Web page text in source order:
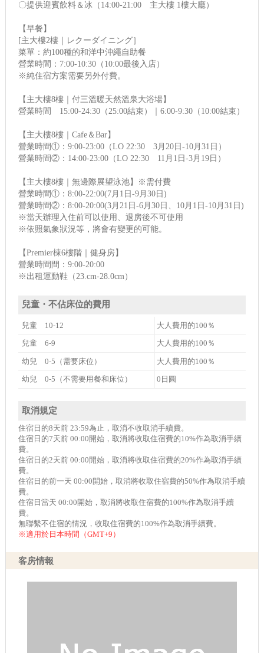
〇提供迎賓飲料＆冰（14:00-21:00 主大樓 1樓大廳）
【早餐】
[主大樓2樓｜レクーダイニング］
菜單：約100種的和洋中沖繩自助餐
營業時間：7:00-10:30（10:00最後入店）
※純住宿方案需要另外付費。
【主大樓8樓｜付三溫暖天然溫泉大浴場】
營業時間 15:00-24:30（25:00結束）｜6:00-9:30（10:00結束）
【主大樓8樓｜Cafe＆Bar】
營業時間①：9:00-23:00（LO 22:30 3月20日-10月31日）
營業時間②：14:00-23:00（LO 22:30 11月1日-3月19日）
【主大樓8樓｜無邊際展望泳池】※需付費
營業時間①：8:00-22:00(7月1日-9月30日)
營業時間②：8:00-20:00(3月21日-6月30日、10月1日-10月31日)
※當天辦理入住前可以使用、退房後不可使用
※依照氣象狀況等，將會有變更的可能。
【Premier棟6樓階｜健身房】
營業時間間：9:00-20:00
※出租運動鞋（23.cm-28.0cm）
兒童・不佔床位的費用
兒童 10-12 大人費用的100％
兒童 6-9 大人費用的100％
幼兒 0-5（需要床位） 大人費用的100％
幼兒 0-5（不需要用餐和床位） 0日圓
取消規定
住宿日的8天前 23:59為止，取消不收取消手續費。
住宿日的7天前 00:00開始，取消將收取住宿費的10%作為取消手續
費。
住宿日的2天前 00:00開始，取消將收取住宿費的20%作為取消手續
費。
住宿日的前一天 00:00開始，取消將收取住宿費的50%作為取消手續
費。
住宿日當天 00:00開始，取消將收取住宿費的100%作為取消手續
費。
無聯繫不住宿的情況，收取住宿費的100%作為取消手續費。
※適用於日本時間（GMT+9）
客房情報